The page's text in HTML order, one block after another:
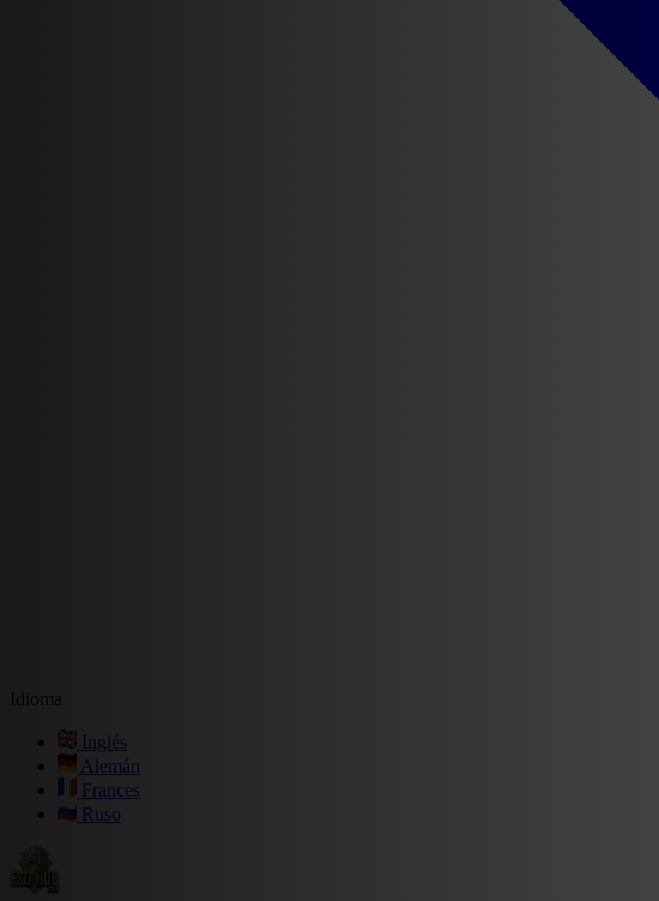
Idioma
Inglés
Alemán
Frances
Ruso